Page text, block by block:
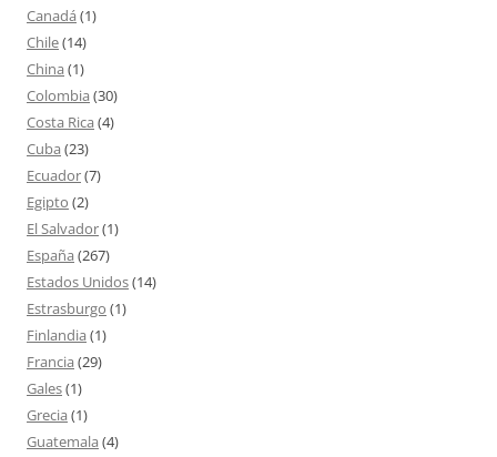
Canadá (1)
Chile(14)
China (1)
Colombia (30)
Costa Rica (4)
Cuba (23)
Ecuador(7)
Egipto (2)
El Salvador(1)
España (267)
Estados Unidos(14)
Estrasburgo (1)
Finlandia (1)
Francia (29)
Gales(1)
Grecia (1)
Guatemala (4)